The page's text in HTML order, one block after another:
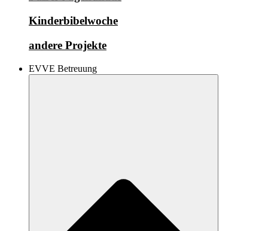
Kinderbibelwoche
andere Projekte
EVVE Betreuung